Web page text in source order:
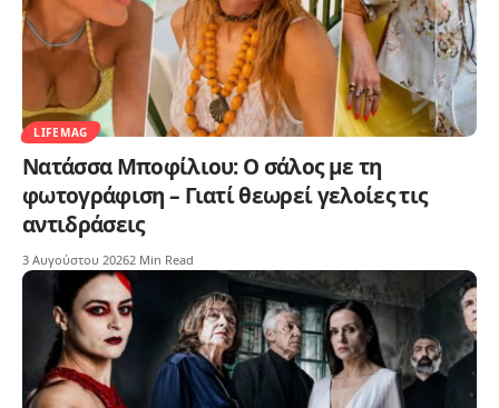
LIFEMAG
Νατάσσα Μποφίλιου: Ο σάλος με τη
φωτογράφιση – Γιατί θεωρεί γελοίες τις
αντιδράσεις
3 Αυγούστου 20262 Min Read